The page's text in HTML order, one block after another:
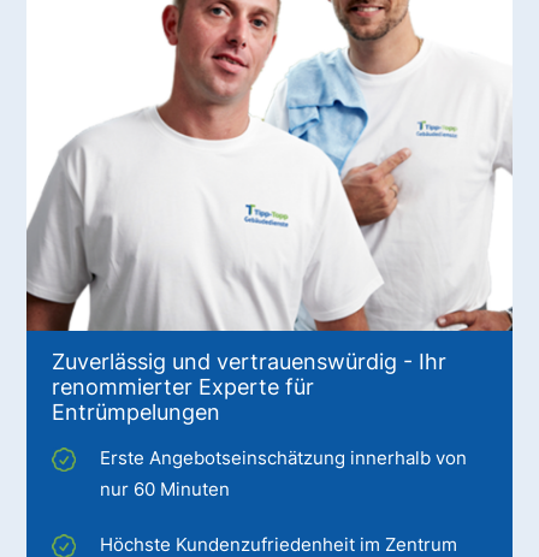
Zuverlässig und vertrauenswürdig - Ihr
renommierter Experte für
Entrümpelungen
Erste Angebotseinschätzung innerhalb von
nur 60 Minuten
Höchste Kundenzufriedenheit im Zentrum